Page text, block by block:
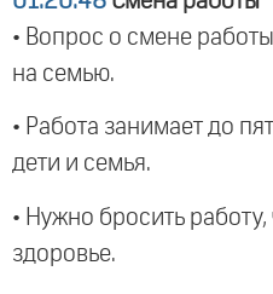
• Вопрос о смене
на семью.
• Работа занимает до
дети и семья.
• Нужно бросить
здоровье.